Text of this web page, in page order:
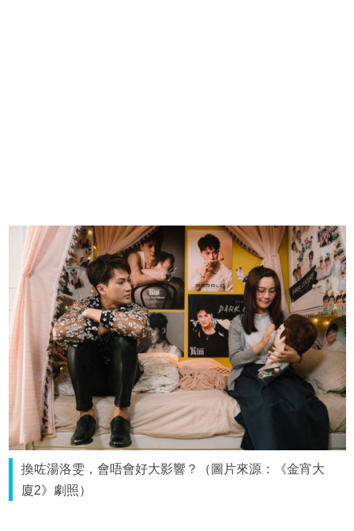
換咗湯洛雯，會唔會好大影響？（圖片來源：《金宵大
廈2》劇照）